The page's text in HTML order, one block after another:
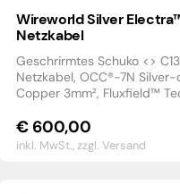
Wireworld Silver
Netzkabel
Geschrirmtes Schuko <> C13
Netzkabel, OCC®-7N
Copper 3mm², Fluxfield™
€ 600,00
inkl. MwSt.,zzgl. Versand